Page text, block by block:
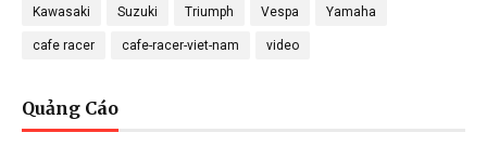
Kawasaki Suzuki Triumph Vespa Yamaha
cafe racer cafe-racer-viet-nam video
Quảng Cáo